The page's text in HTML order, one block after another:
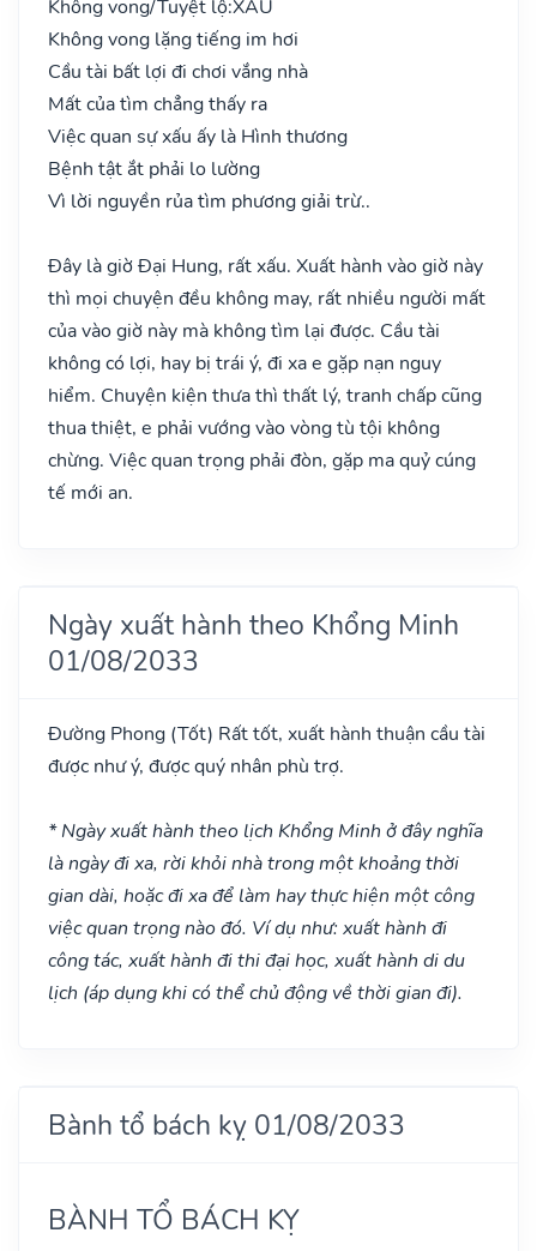
Không vong/Tuyệt lộ:XẤU
Không vong lặng tiếng im hơi
Cầu tài bất lợi đi chơi vắng nhà
Mất của tìm chẳng thấy ra
Việc quan sự xấu ấy là Hình thương
Bệnh tật ắt phải lo lường
Vì lời nguyền rủa tìm phương giải trừ..
Đây là giờ Đại Hung, rất xấu. Xuất hành vào giờ này
thì mọi chuyện đều không may, rất nhiều người mất
của vào giờ này mà không tìm lại được. Cầu tài
không có lợi, hay bị trái ý, đi xa e gặp nạn nguy
hiểm. Chuyện kiện thưa thì thất lý, tranh chấp cũng
thua thiệt, e phải vướng vào vòng tù tội không
chừng. Việc quan trọng phải đòn, gặp ma quỷ cúng
tế mới an.
Ngày xuất hành theo Khổng Minh
01/08/2033
Đường Phong (Tốt) Rất tốt, xuất hành thuận cầu tài
được như ý, được quý nhân phù trợ.
* Ngày xuất hành theo lịch Khổng Minh ở đây nghĩa
là ngày đi xa, rời khỏi nhà trong một khoảng thời
gian dài, hoặc đi xa để làm hay thực hiện một công
việc quan trọng nào đó. Ví dụ như: xuất hành đi
công tác, xuất hành đi thi đại học, xuất hành di du
lịch (áp dụng khi có thể chủ động về thời gian đi).
Bành tổ bách kỵ 01/08/2033
BÀNH TỔ BÁCH KỴ